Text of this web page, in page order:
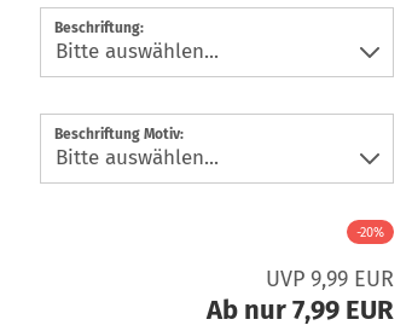
Beschriftung:
Beschriftung Motiv:
-20%
UVP 9,99 EUR
Ab nur 7,99 EUR